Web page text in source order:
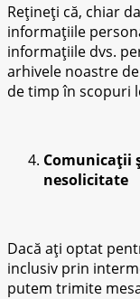
Rețineți că, chiar
informațiile
informațiile dvs.
arhivele noastre
de timp în scopuri
Comunicații
nesolicitate
Dacă ați optat
inclusiv prin
putem trimite